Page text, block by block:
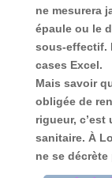
ne mesurera
épaule ou le
sous-effectif.
cases Excel.
Mais savoir
obligée de
rigueur,
sanitaire. À
ne se